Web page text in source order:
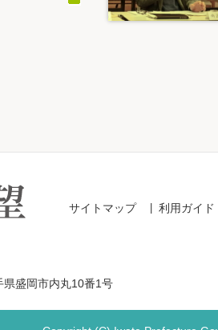
サイトマップ 利用ガイド
盛岡市内丸10番1号